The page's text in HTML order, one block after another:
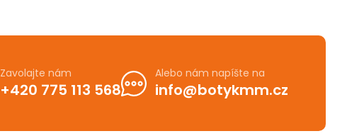
Zavolajte nám
+420 775 113 568
Alebo nám napíšte na
info@botykmm.cz